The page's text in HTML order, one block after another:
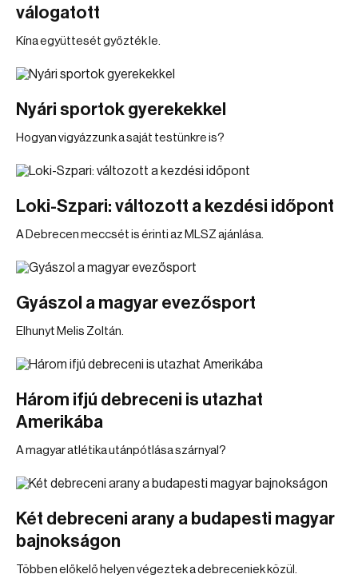
válogatott
Kína együttesét győzték le.
Nyári sportok gyerekekkel
Hogyan vigyázzunk a saját testünkre is?
Loki-Szpari: változott a kezdési időpont
A Debrecen meccsét is érinti az MLSZ ajánlása.
Gyászol a magyar evezősport
Elhunyt Melis Zoltán.
Három ifjú debreceni is utazhat
Amerikába
A magyar atlétika utánpótlása szárnyal?
Két debreceni arany a budapesti magyar
bajnokságon
Többen előkelő helyen végeztek a debreceniek közül.